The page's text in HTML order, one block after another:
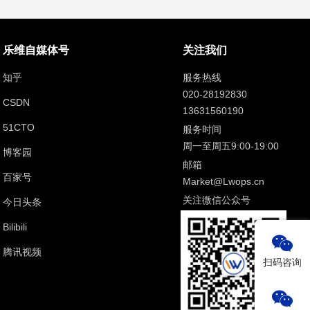
乐维自媒体号
知乎
CSDN
51CTO
博客园
百家号
今日头条
Bilibili
腾讯视频
关注我们
服务热线
020-28192830
13631560190
服务时间
周一至周五9:00-19:00
邮箱
Market@Lwops.cn
关注微信公众号
扫码咨询